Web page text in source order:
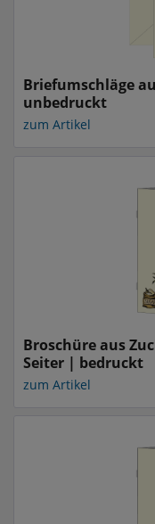
Briefumschläge
unbedruckt
zum Artikel
Broschüre aus
Seiter | bedruckt
zum Artikel